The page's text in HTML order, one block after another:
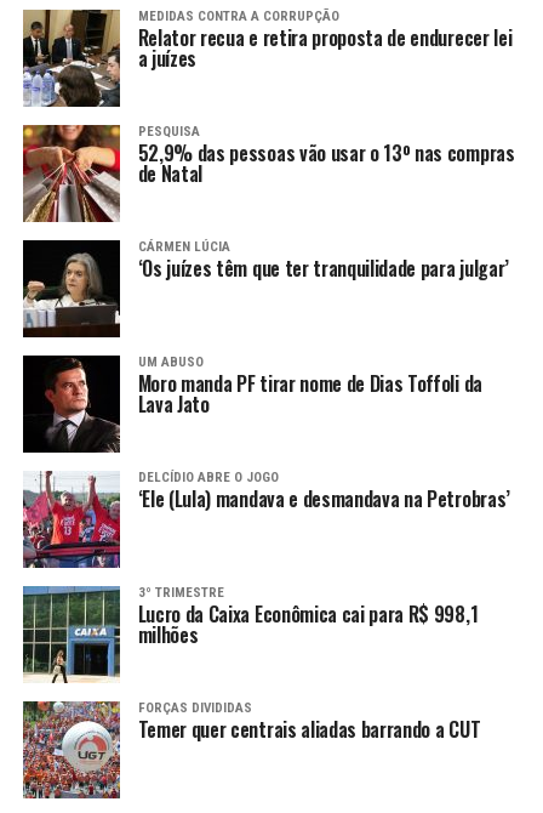
MEDIDAS CONTRA A CORRUPÇÃO
Relator recua e retira proposta de endurecer lei
a juízes
PESQUISA
52,9% das pessoas vão usar o 13º nas compras
de Natal
CÁRMEN LÚCIA
‘Os juízes têm que ter tranquilidade para julgar’
UM ABUSO
Moro manda PF tirar nome de Dias Toffoli da
Lava Jato
DELCÍDIO ABRE O JOGO
‘Ele (Lula) mandava e desmandava na Petrobras’
3º TRIMESTRE
Lucro da Caixa Econômica cai para R$ 998,1
milhões
FORÇAS DIVIDIDAS
Temer quer centrais aliadas barrando a CUT